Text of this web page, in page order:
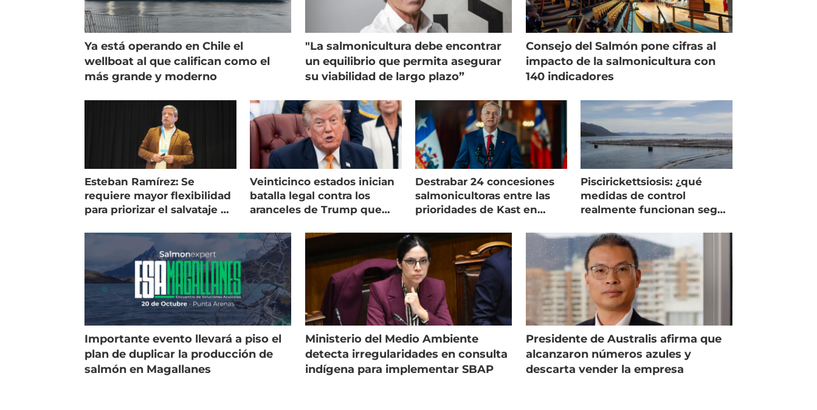
Ya está operando en Chile el
wellboat al que califican como el
más grande y moderno
"La salmonicultura debe encontrar
un equilibrio que permita asegurar
su viabilidad de largo plazo”
Consejo del Salmón pone cifras al
impacto de la salmonicultura con
140 indicadores
Esteban Ramírez: Se
requiere mayor flexibilidad
para priorizar el salvataje de
Veinticinco estados inician
batalla legal contra los
aranceles de Trump que
Destrabar 24 concesiones
salmonicultoras entre las
prioridades de Kast en
Piscirickettsiosis: ¿qué
medidas de control
realmente funcionan según
Importante evento llevará a piso el
plan de duplicar la producción de
salmón en Magallanes
Ministerio del Medio Ambiente
detecta irregularidades en consulta
indígena para implementar SBAP
Presidente de Australis afirma que
alcanzaron números azules y
descarta vender la empresa